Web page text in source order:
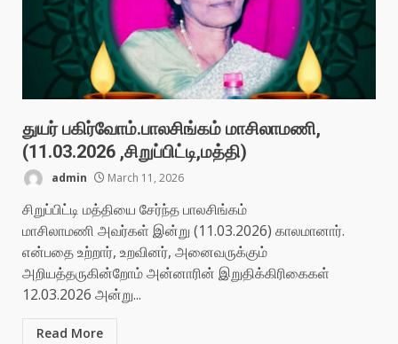
துயர் பகிர்வோம்.பாலசிங்கம் மாசிலாமணி,
(11.03.2026 ,சிறுப்பிட்டி,மத்தி)
admin March 11, 2026
சிறுப்பிட்டி மத்தியை சேர்ந்த பாலசிங்கம்
மாசிலாமணி அவர்கள் இன்று (11.03.2026) காலமானார்.
என்பதை உற்றார், உறவினர், அனைவருக்கும்
அறியத்தருகின்றோம் அன்னாரின் இறுதிக்கிரிகைகள்
12.03.2026 அன்று...
Read More